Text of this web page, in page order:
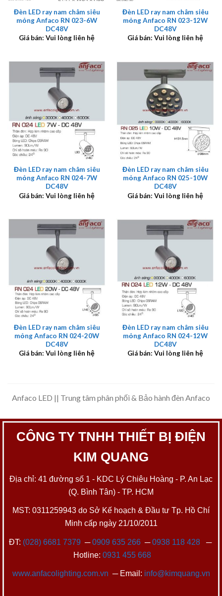
Đèn LED ray nam châm siêu
mỏng Anfaco RN 023-6W
DC48V
Giá bán: Vui lòng liên hệ
Đèn LED ray nam châm siêu
mỏng Anfaco RN 023-12W
DC48V
Giá bán: Vui lòng liên hệ
Đèn LED ray nam châm siêu
mỏng Anfaco RN 024-7W
DC48V
Giá bán: Vui lòng liên hệ
Đèn LED ray nam châm siêu
mỏng Anfaco RN 025-10W
DC48V
Giá bán: Vui lòng liên hệ
Đèn LED ray nam châm siêu
mỏng Anfaco RN 024-20W
DC48V
Giá bán: Vui lòng liên hệ
Đèn LED ray nam châm siêu
mỏng Anfaco RN 024-12W
DC48V
Giá bán: Vui lòng liên hệ
Anfaco LED || Trung tâm phân phối & Bảo hành đèn Anfaco
CÔNG TY TNHH THIẾT BỊ ĐIỆN
KIM QUANG
Địa chỉ: 41 đường số 1 - KDC Lý Chiêu Hoàng - P. An Lạc
(Q. Bình Tân) - TP. HCM
MST: 0311259943 do Sở Kế hoạch & Đầu tư Tp. Hồ Chí
Minh cấp ngày 21/10/2011
ĐT: (028) 6681 7379 ─0909 635 266─0938 118 428─
Hotline: 0931 455 668
www.anfacolighting.com.vn ─ Email: info@kimquang.vn